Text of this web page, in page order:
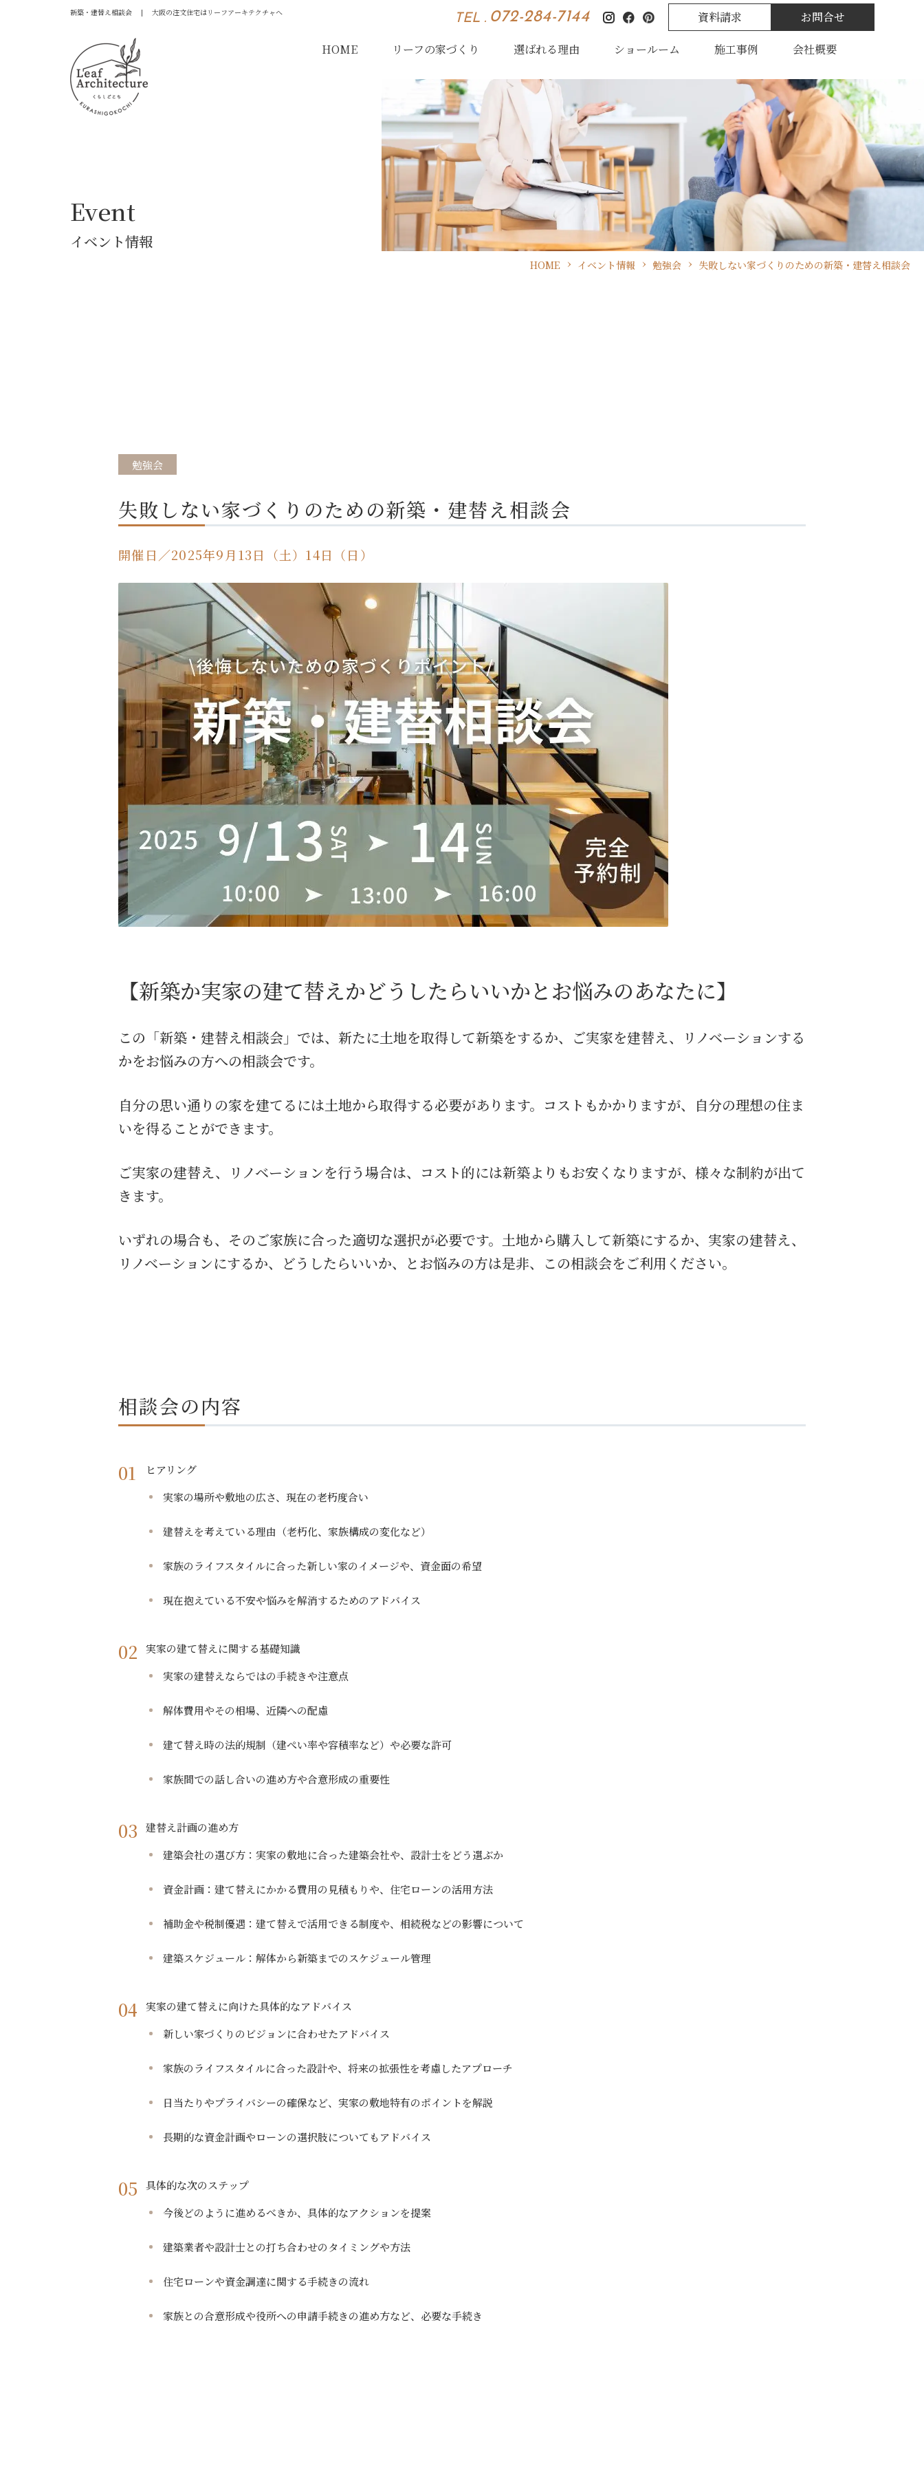
新築・建替え相談会 | 大阪の注文住宅はリーフアーキテクチャへ TEL . 072-284-7144 資料請求 お問合せ
HOME リーフの家づくり 選ばれる理由 ショールーム 施工事例 会社概要
HOME イベント情報 勉強会 失敗しない家づくりのための新築・建替え相談会
Event
イベント情報
勉強会
失敗しない家づくりのための新築・建替え相談会
開催日／2025年9月13日（土）14日（日）
【新築か実家の建て替えかどうしたらいいかとお悩みのあなたに】
この「新築・建替え相談会」では、新たに土地を取得して新築をするか、ご実家を建替え、リノベーションする
かをお悩みの方への相談会です。
自分の思い通りの家を建てるには土地から取得する必要があります。コストもかかりますが、自分の理想の住ま
いを得ることができます。
ご実家の建替え、リノベーションを行う場合は、コスト的には新築よりもお安くなりますが、様々な制約が出て
きます。
いずれの場合も、そのご家族に合った適切な選択が必要です。土地から購入して新築にするか、実家の建替え、
リノベーションにするか、どうしたらいいか、とお悩みの方は是非、この相談会をご利用ください。
相談会の内容
ヒアリング
実家の場所や敷地の広さ、現在の老朽度合い
建替えを考えている理由（老朽化、家族構成の変化など）
家族のライフスタイルに合った新しい家のイメージや、資金面の希望
現在抱えている不安や悩みを解消するためのアドバイス
実家の建て替えに関する基礎知識
実家の建替えならではの手続きや注意点
解体費用やその相場、近隣への配慮
建て替え時の法的規制（建ぺい率や容積率など）や必要な許可
家族間での話し合いの進め方や合意形成の重要性
建替え計画の進め方
建築会社の選び方：実家の敷地に合った建築会社や、設計士をどう選ぶか
資金計画：建て替えにかかる費用の見積もりや、住宅ローンの活用方法
補助金や税制優遇：建て替えで活用できる制度や、相続税などの影響について
建築スケジュール：解体から新築までのスケジュール管理
実家の建て替えに向けた具体的なアドバイス
新しい家づくりのビジョンに合わせたアドバイス
家族のライフスタイルに合った設計や、将来の拡張性を考慮したアプローチ
日当たりやプライバシーの確保など、実家の敷地特有のポイントを解説
長期的な資金計画やローンの選択肢についてもアドバイス
具体的な次のステップ
今後どのように進めるべきか、具体的なアクションを提案
建築業者や設計士との打ち合わせのタイミングや方法
住宅ローンや資金調達に関する手続きの流れ
家族との合意形成や役所への申請手続きの進め方など、必要な手続き